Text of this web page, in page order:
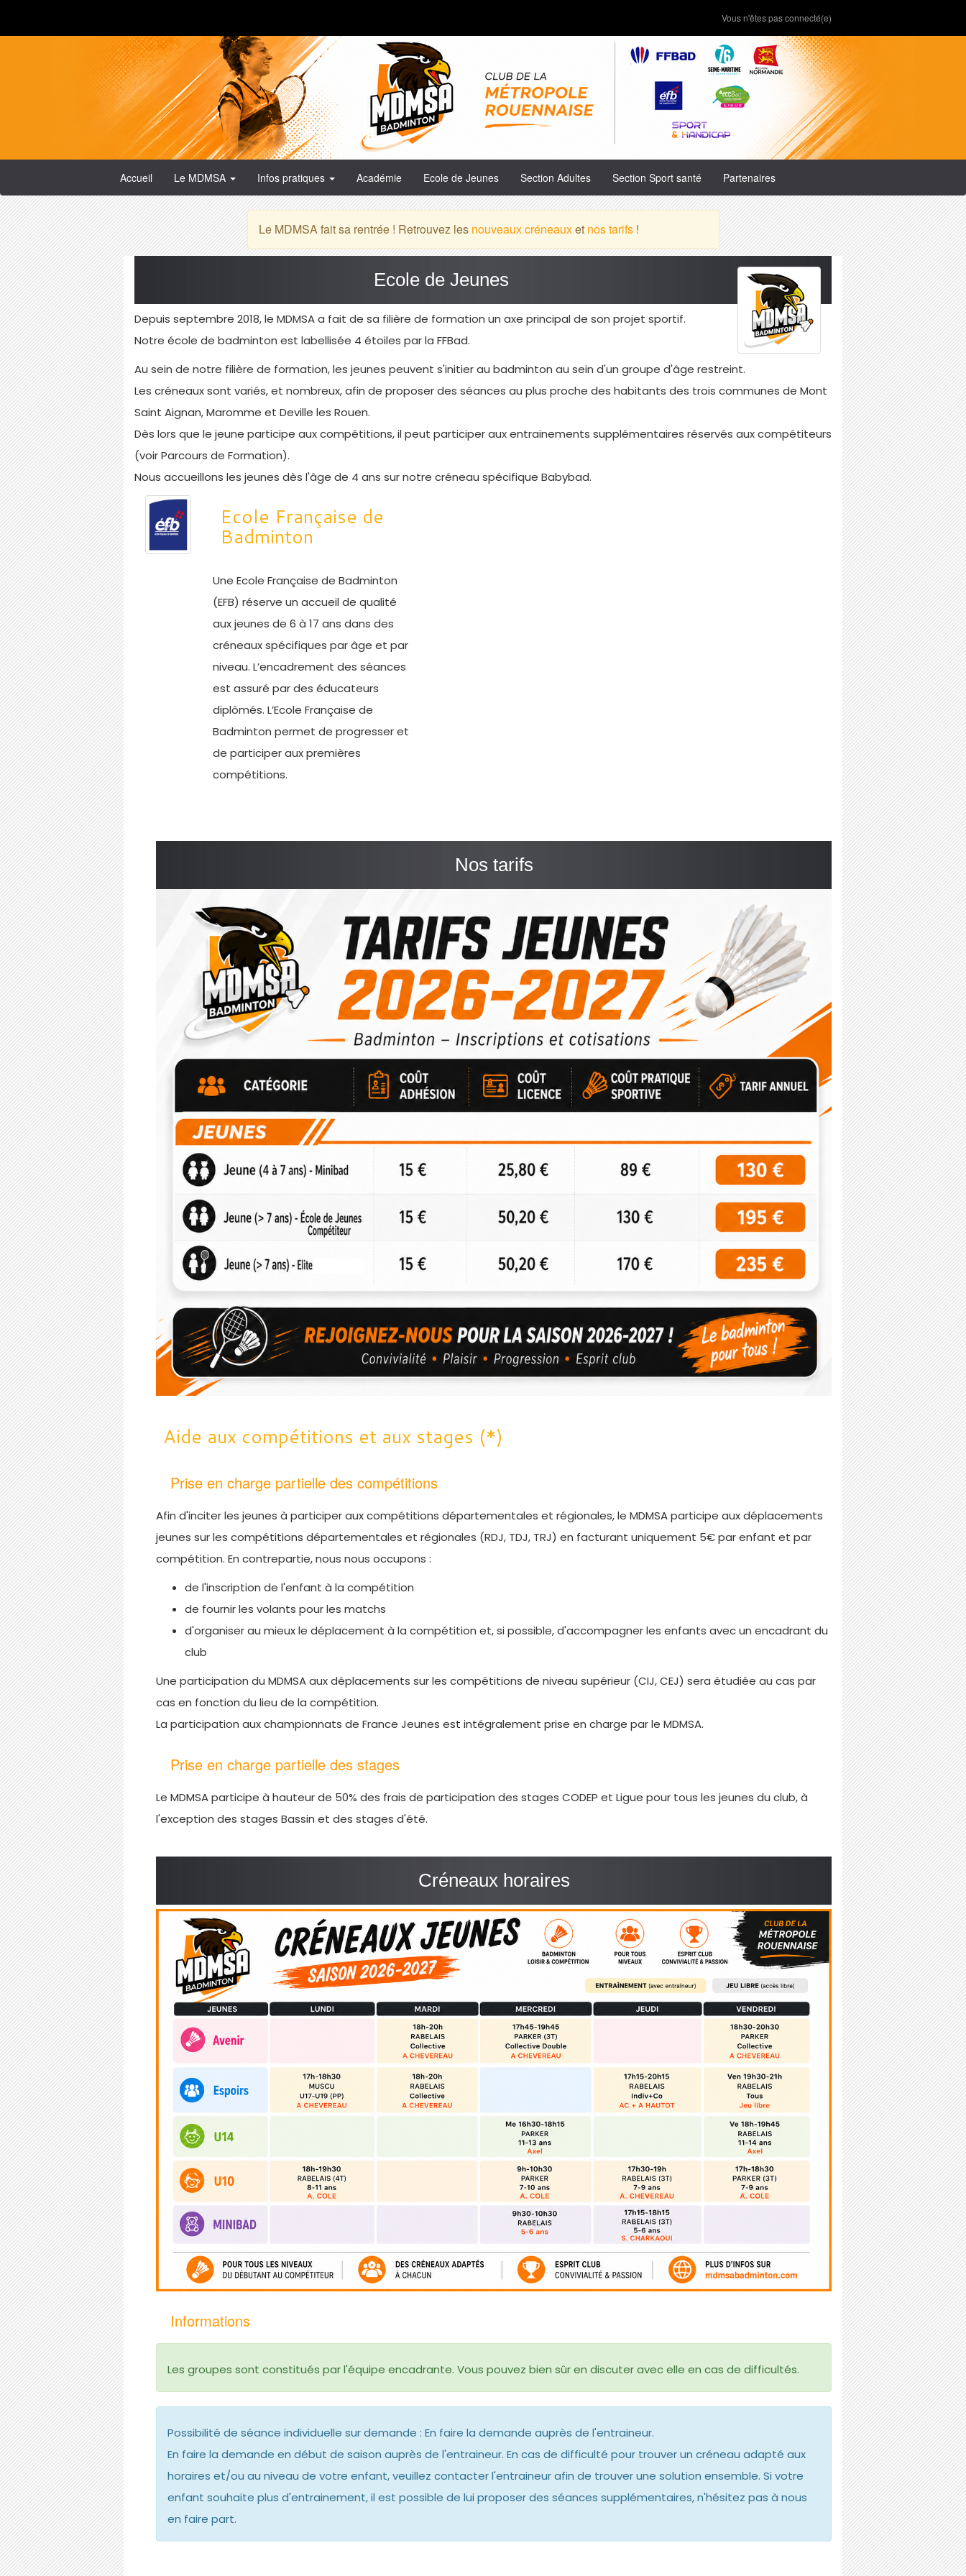
Vous n'êtes pas connecté(e)
Accueil Le MDMSA Infos pratiques Académie Ecole de Jeunes Section Adultes Section Sport santé Partenaires
Le MDMSA fait sa rentrée ! Retrouvez les nouveaux créneauxet nos tarifs!
Ecole de Jeunes
Depuis septembre 2018, le MDMSA a fait de sa filière de formation un axe principal de son projet sportif.
Notre école de badminton est labellisée 4 étoiles par la FFBad.
Au sein de notre filière de formation, les jeunes peuvent s'initier au badminton au sein d'un groupe d'âge restreint.
Les créneaux sont variés, et nombreux, afin de proposer des séances au plus proche des habitants des trois communes de Mont
Saint Aignan, Maromme et Deville les Rouen.
Dès lors que le jeune participe aux compétitions, il peut participer aux entrainements supplémentaires réservés aux compétiteurs
(voir Parcours de Formation).
Nous accueillons les jeunes dès l'âge de 4 ans sur notre créneau spécifique Babybad.
Ecole Française de
Badminton
Une Ecole Française de Badminton
(EFB) réserve un accueil de qualité
aux jeunes de 6 à 17 ans dans des
créneaux spécifiques par âge et par
niveau. L’encadrement des séances
est assuré par des éducateurs
diplômés. L’Ecole Française de
Badminton permet de progresser et
de participer aux premières
compétitions.
Nos tarifs
Aide aux compétitions et aux stages (*)
Prise en charge partielle des compétitions
Afin d'inciter les jeunes à participer aux compétitions départementales et régionales, le MDMSA participe aux déplacements
jeunes sur les compétitions départementales et régionales (RDJ, TDJ, TRJ) en facturant uniquement 5€ par enfant et par
compétition. En contrepartie, nous nous occupons :
de l'inscription de l'enfant à la compétition
de fournir les volants pour les matchs
d'organiser au mieux le déplacement à la compétition et, si possible, d'accompagner les enfants avec un encadrant du
club
Une participation du MDMSA aux déplacements sur les compétitions de niveau supérieur (CIJ, CEJ) sera étudiée au cas par
cas en fonction du lieu de la compétition.
La participation aux championnats de France Jeunes est intégralement prise en charge par le MDMSA.
Prise en charge partielle des stages
Le MDMSA participe à hauteur de 50% des frais de participation des stages CODEP et Ligue pour tous les jeunes du club, à
l'exception des stages Bassin et des stages d'été.
Créneaux horaires
Informations
Les groupes sont constitués par l'équipe encadrante. Vous pouvez bien sûr en discuter avec elle en cas de difficultés.
Possibilité de séance individuelle sur demande : En faire la demande auprès de l'entraineur.
En faire la demande en début de saison auprès de l'entraineur. En cas de difficulté pour trouver un créneau adapté aux
horaires et/ou au niveau de votre enfant, veuillez contacter l'entraineur afin de trouver une solution ensemble. Si votre
enfant souhaite plus d'entrainement, il est possible de lui proposer des séances supplémentaires, n'hésitez pas à nous
en faire part.